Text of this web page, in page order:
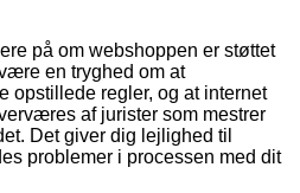
på om webshoppen er støttet
en tryghed om at
opstillede regler, og at internet
af jurister som mestrer
Det giver dig lejlighed til
problemer i processen med dit